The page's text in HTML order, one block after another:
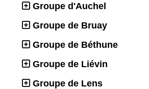
Groupe d'Auchel
Groupe de Bruay
Groupe de Béthune
Groupe de Liévin
Groupe de Lens